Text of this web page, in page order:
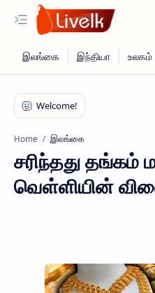
Home இலங்கை
சரிந்தது தங்கம்
வெள்ளியின்